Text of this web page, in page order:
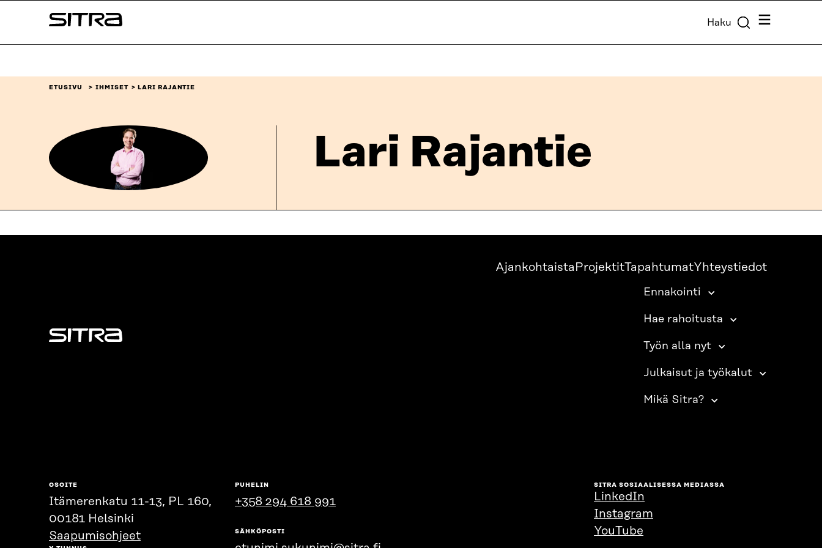
sisältöön
Sitra Haku Valikko
ETUSIVU IHMISET LARI RAJANTIE
Lari Rajantie
Sitra
Ajankohtaista ProjektitTapahtumatYhteystiedot
Ennakointi
Hae rahoitusta
Työn alla nyt
Julkaisut ja työkalut
Mikä Sitra?
OSOITE
Itämerenkatu 11-13, PL 160,
00181 Helsinki
Saapumisohjeet
PUHELIN
+358 294 618 991
SÄHKÖPOSTI
SITRA SOSIAALISESSA MEDIASSA
LinkedIn
Instagram
YouTube